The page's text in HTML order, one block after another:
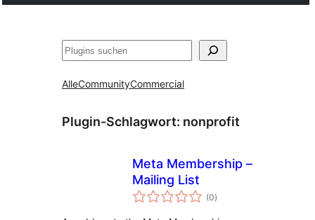
Suchen
AlleCommunityCommercial
Plugin-Schlagwort: nonprofit
Meta Membership –
Mailing List
(0Bewertungen
insgesamt
)